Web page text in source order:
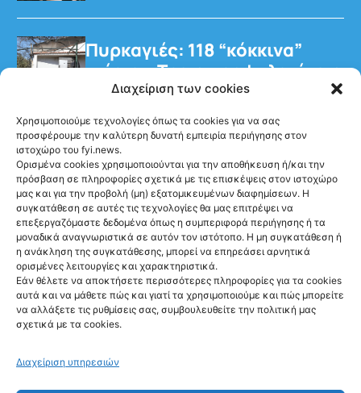
Διαχείριση των cookies
Χρησιμοποιούμε τεχνολογίες όπως τα cookies για να σας
προσφέρουμε την καλύτερη δυνατή εμπειρία περιήγησης στον
ιστοχώρο του fyi.news.
Ορισμένα cookies χρησιμοποιούνται για την αποθήκευση ή/και την
πρόσβαση σε πληροφορίες σχετικά με τις επισκέψεις στον ιστοχώρο
μας και για την προβολή (μη) εξατομικευμένων διαφημίσεων. Η
συγκατάθεση σε αυτές τις τεχνολογίες θα μας επιτρέψει να
επεξεργαζόμαστε δεδομένα όπως η συμπεριφορά περιήγησης ή τα
μοναδικά αναγνωριστικά σε αυτόν τον ιστότοπο. Η μη συγκατάθεση ή
η ανάκληση της συγκατάθεσης, μπορεί να επηρεάσει αρνητικά
ορισμένες λειτουργίες και χαρακτηριστικά.
Εάν θέλετε να αποκτήσετε περισσότερες πληροφορίες για τα cookies
αυτά και να μάθετε πώς και γιατί τα χρησιμοποιούμε και πώς μπορείτε
να αλλάξετε τις ρυθμίσεις σας, συμβουλευθείτε την πολιτική μας
σχετικά με τα cookies.
Διαχείριση υπηρεσιών
Πυρκαγιές: 118 “κόκκινα”
κτίρια – Τρεις προφυλακίσεις
για τη φωτιά στη Βοιωτία
Ακολούθησέ μας
Newsletter